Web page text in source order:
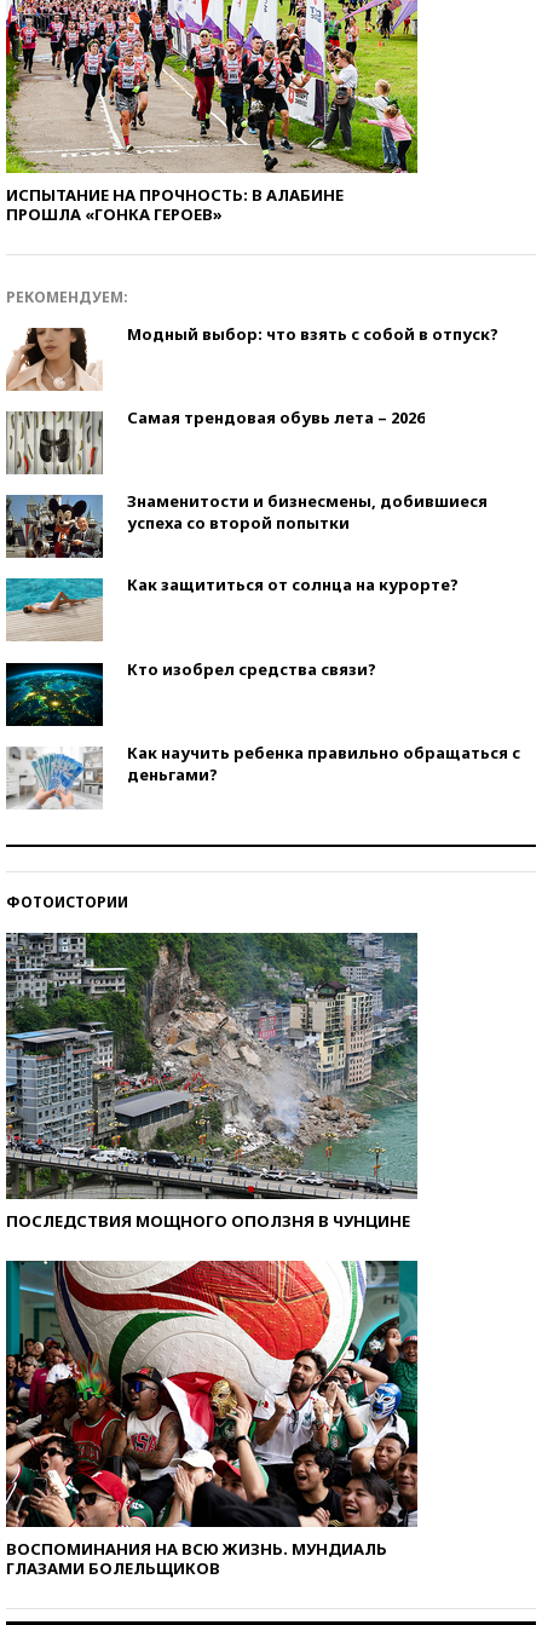
ИСПЫТАНИЕ НА ПРОЧНОСТЬ: В АЛАБИНЕ
ПРОШЛА «ГОНКА ГЕРОЕВ»
РЕКОМЕНДУЕМ:
Модный выбор: что взять с собой в отпуск?
Самая трендовая обувь лета – 2026
Знаменитости и бизнесмены, добившиеся
успеха со второй попытки
Как защититься от солнца на курорте?
Кто изобрел средства связи?
Как научить ребенка правильно обращаться с
деньгами?
ФОТОИСТОРИИ
ПОСЛЕДСТВИЯ МОЩНОГО ОПОЛЗНЯ В ЧУНЦИНЕ
ВОСПОМИНАНИЯ НА ВСЮ ЖИЗНЬ. МУНДИАЛЬ
ГЛАЗАМИ БОЛЕЛЬЩИКОВ